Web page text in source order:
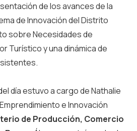
de los avances de la
de Innovación del Distrito
sobre Necesidades de
Turístico y una dinámica de
día estuvo a cargo de Nathalie
e Innovación
de Producción, Comercio